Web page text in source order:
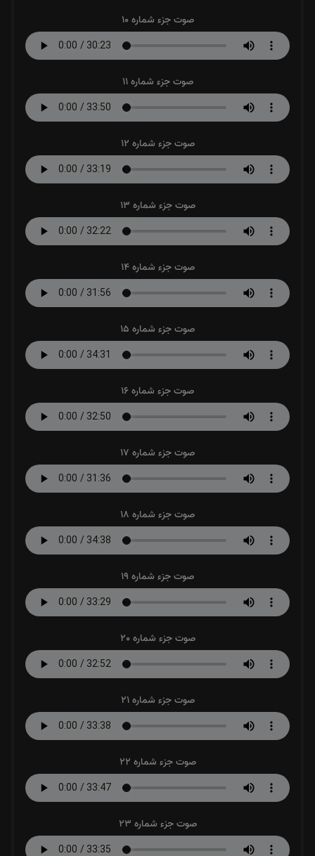
صوت جزء شماره 10
صوت جزء شماره 11
صوت جزء شماره 12
صوت جزء شماره 13
صوت جزء شماره 14
صوت جزء شماره 15
صوت جزء شماره 16
صوت جزء شماره 17
صوت جزء شماره 18
صوت جزء شماره 19
صوت جزء شماره 20
صوت جزء شماره 21
صوت جزء شماره 22
صوت جزء شماره 23